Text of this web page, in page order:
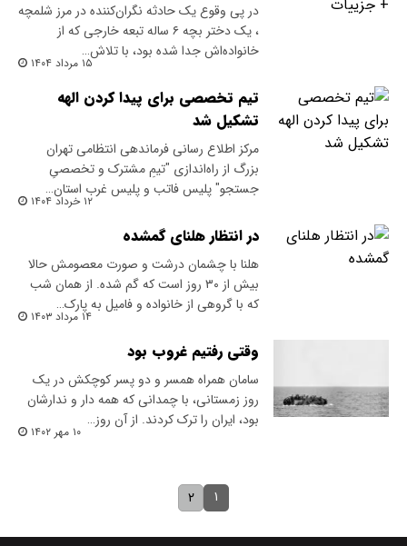
در پی وقوع یک حادثه نگران‌کننده در مرز شلمچه
، یک دختر بچه ۶ ساله تبعه خارجی که از
خانواده‌اش جدا شده بود، با تلاش…
۱۵ مرداد ۱۴۰۴
تیم تخصصی برای پیدا کردن الهه
تشکیل شد
مرکز اطلاع‌ رسانی فرماندهی انتظامی تهران
بزرگ از راه‌اندازی "تیمِ مشترک و تخصصیِ
جستجو" پلیس فاتب و پلیس غرب استان…
۱۲ خرداد ۱۴۰۴
در انتظار هلنای گمشده
هلنا با چشمان درشت و صورت معصومش حالا
بیش از ۳۰ روز است که گم شده. از همان شب
که با گروهی از خانواده و فامیل به پارک…
۱۴ مرداد ۱۴۰۳
وقتی رفتیم غروب بود
سامان همراه همسر و دو پسر کوچکش در یک
روز زمستانی، با چمدانی که همه دار و ندارشان
بود، ایران را ترک کردند. از آن روز…
۱۰ مهر ۱۴۰۲
۱ ۲